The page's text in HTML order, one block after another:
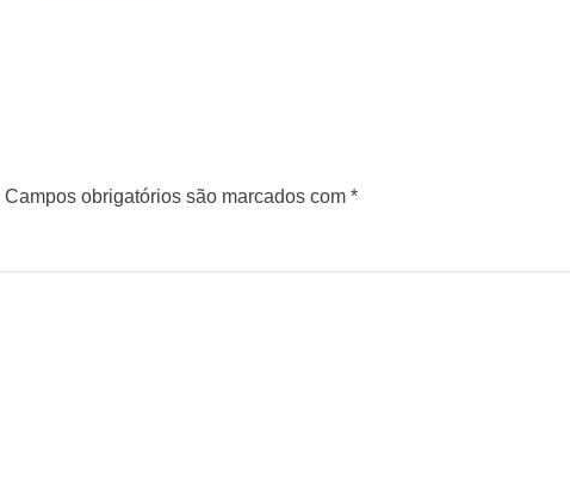
Campos obrigatórios são marcados com *